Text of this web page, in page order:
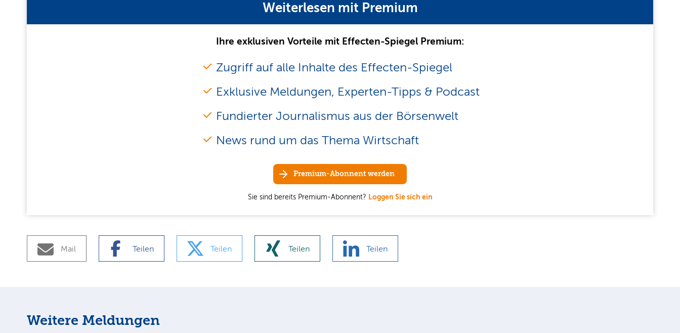
Weiterlesen mit Premium
Ihre exklusiven Vorteile mit Effecten-Spiegel Premium:
Zugriff auf alle Inhalte des Effecten-Spiegel
Exklusive Meldungen, Experten-Tipps & Podcast
Fundierter Journalismus aus der Börsenwelt
News rund um das Thema Wirtschaft
Premium-Abonnent werden
Sie sind bereits Premium-Abonnent? Loggen Sie sich ein
Mail Teilen Teilen Teilen Teilen
Weitere Meldungen